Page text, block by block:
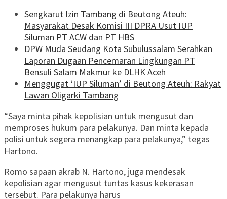
Sengkarut Izin Tambang di Beutong Ateuh:
Masyarakat Desak Komisi III DPRA Usut IUP
Siluman PT ACW dan PT HBS
DPW Muda Seudang Kota Subulussalam Serahkan
Laporan Dugaan Pencemaran Lingkungan PT
Bensuli Salam Makmur ke DLHK Aceh
Menggugat ‘IUP Siluman’ di Beutong Ateuh: Rakyat
Lawan Oligarki Tambang
“Saya minta pihak kepolisian untuk mengusut dan
memproses hukum para pelakunya. Dan minta kepada
polisi untuk segera menangkap para pelakunya,” tegas
Hartono.
Romo sapaan akrab N. Hartono, juga mendesak
kepolisian agar mengusut tuntas kasus kekerasan
tersebut. Para pelakunya harus